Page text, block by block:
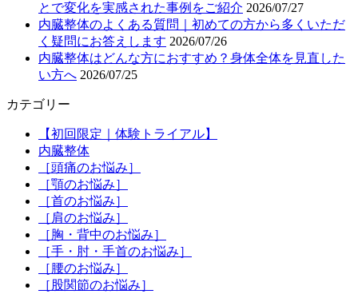
とで変化を実感された事例をご紹介 2026/07/27
内臓整体のよくある質問｜初めての方から多くいただ
く疑問にお答えします 2026/07/26
内臓整体はどんな方におすすめ？身体全体を見直した
い方へ 2026/07/25
カテゴリー
【初回限定｜体験トライアル】
内臓整体
［頭痛のお悩み］
［顎のお悩み］
［首のお悩み］
［肩のお悩み］
［胸・背中のお悩み］
［手・肘・手首のお悩み］
［腰のお悩み］
［股関節のお悩み］